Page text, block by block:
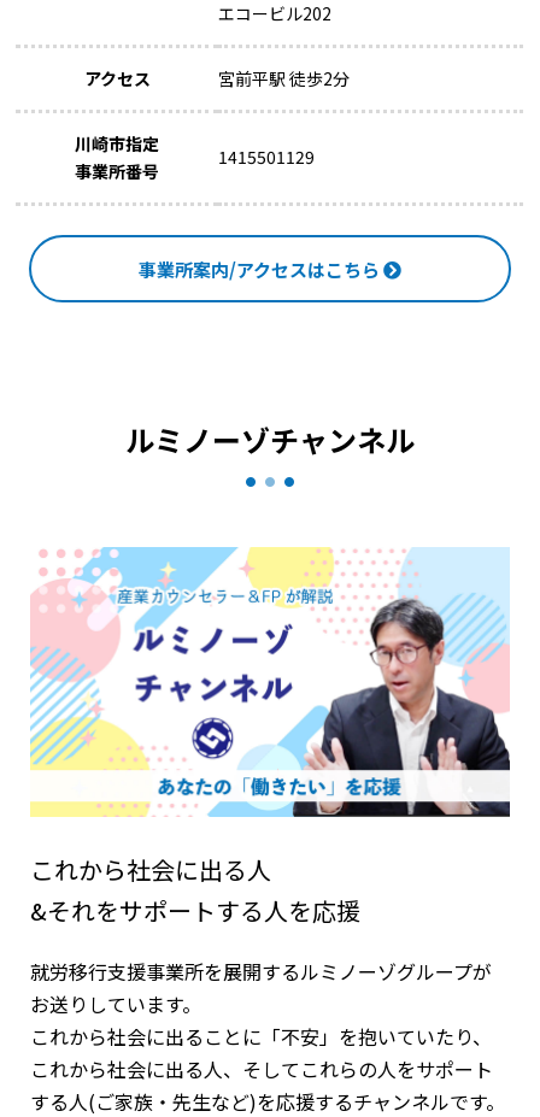
エコービル202
アクセス 宮前平駅 徒歩2分
川崎市指定
事業所番号
1415501129
事業所案内/アクセスはこちら
ルミノーゾチャンネル
これから社会に出る人
&それをサポートする人を応援
就労移行支援事業所を展開するルミノーゾグループが
お送りしています。
これから社会に出ることに「不安」を抱いていたり、
これから社会に出る人、そしてこれらの人をサポート
する人(ご家族・先生など)を応援するチャンネルです。